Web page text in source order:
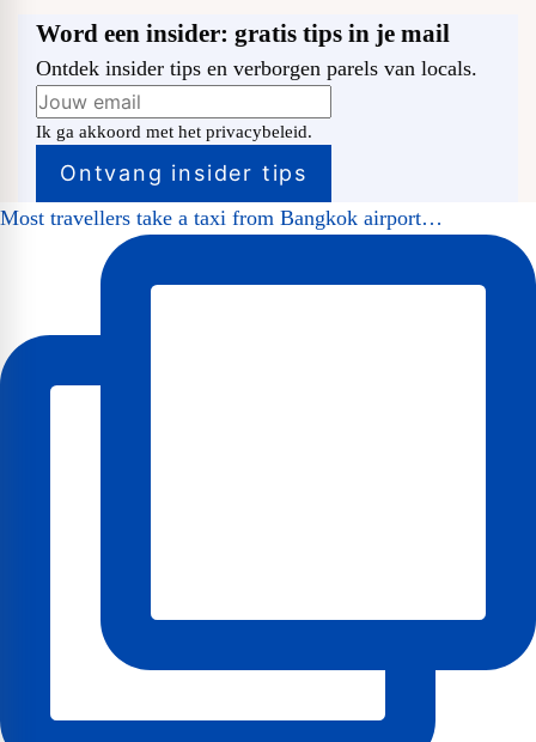
Word een insider: gratis tips in je mail
Ontdek insider tips en verborgen parels van locals.
Ik ga akkoord met het privacybeleid.
Most travellers take a taxi from Bangkok airport…